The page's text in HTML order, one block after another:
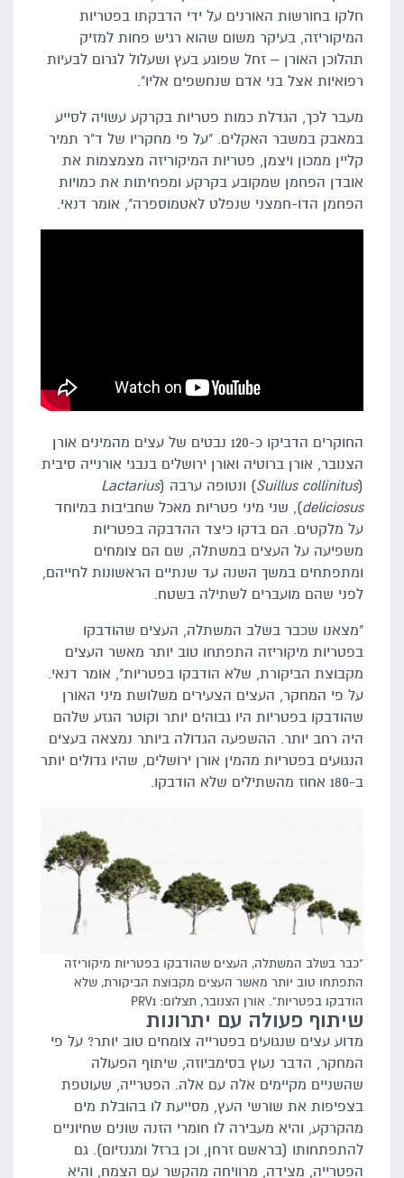
חלקו בחורשות האורנים על ידי הדבקתו בפטריות
המיקוריזה, בעיקר משום שהוא רגיש פחות למזיק
תהלוכן האורן – זחל שפוגע בעץ ושעלול לגרום לבעיות
רפואיות אצל בני אדם שנחשפים אליו".
מעבר לכך, הגדלת כמות פטריות בקרקע עשויה לסייע
במאבק במשבר האקלים. "על פי מחקריו של ד"ר תמיר
קליין ממכון ויצמן, פטריות המיקוריזה מצמצמות את
אובדן הפחמן שמקובע בקרקע ומפחיתות את כמויות
הפחמן הדו-חמצני שנפלט לאטמוספרה", אומר דנאי.
החוקרים הדביקו כ-120 נבטים של עצים מהמינים אורן
הצנובר, אורן ברוטיה ואורן ירושלים בנבגי אורנייה סיבית
(
Suillus collinitus) ונטופה ערבה (Lactarius
deliciosus), שני מיני פטריות מאכל שחביבות במיוחד
על מלקטים. הם בדקו כיצד ההדבקה בפטריות
משפיעה על העצים במשתלה, שם הם צומחים
ומתפתחים במשך השנה עד שנתיים הראשונות לחייהם,
לפני שהם מועברים לשתילה בשטח.
"מצאנו שכבר בשלב המשתלה, העצים שהודבקו
בפטריות מיקוריזה התפתחו טוב יותר מאשר העצים
מקבוצת הביקורת, שלא הודבקו בפטריות", אומר דנאי.
על פי המחקר, העצים הצעירים משלושת מיני האורן
שהודבקו בפטריות היו גבוהים יותר וקוטר הגזע שלהם
היה רחב יותר. ההשפעה הגדולה ביותר נמצאה בעצים
הנגועים בפטריות מהמין אורן ירושלים, שהיו גדולים יותר
ב-180 אחוז מהשתילים שלא הודבקו.
"כבר בשלב המשתלה, העצים שהודבקו בפטריות מיקוריזה
התפתחו טוב יותר מאשר העצים מקבוצת הביקורת, שלא
הודבקו בפטריות". אורן הצנובר, תצלום: PRV1
שיתוף פעולה עם יתרונות
מדוע עצים שנגועים בפטרייה צומחים טוב יותר? על פי
המחקר, הדבר נעוץ בסימביוזה, שיתוף הפעולה
שהשניים מקיימים אלה עם אלה. הפטרייה, שעוטפת
בצפיפות את שורשי העץ, מסייעת לו בהובלת מים
מהקרקע, והיא מעבירה לו חומרי הזנה שונים שחיוניים
להתפתחותו (בראשם זרחן, וכן ברזל ומגנזיום). גם
הפטרייה, מצידה, מרוויחה מהקשר עם הצמח, והיא